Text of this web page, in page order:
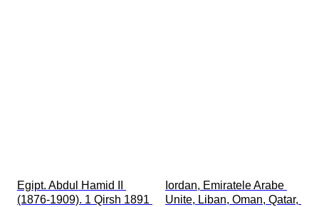
Egipt. Abdul Hamid II
(1876-1909). 1 Qirsh 1891
Iordan, Emiratele Arabe
Unite, Liban, Oman, Qatar,